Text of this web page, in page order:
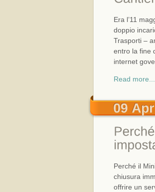
Era l’11
doppio
Trasporti –
entro la fine
internet
Read more...
Perché il
chiusura
offrire un